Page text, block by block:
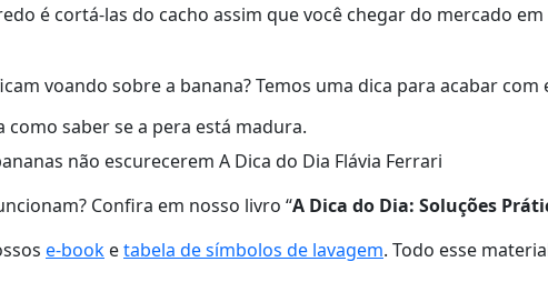
é cortá-las do cacho assim que você chegar do mercado
voando sobre a banana? Temos uma dica para acabar com
como saber se a pera está madura.
Confira em nosso livro “A Dica do Dia: Soluções
e-book etabela de símbolos de lavagem. Todo esse